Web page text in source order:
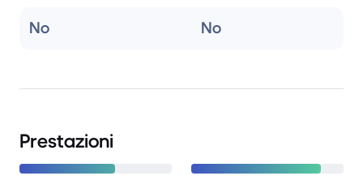
No No
Prestazioni